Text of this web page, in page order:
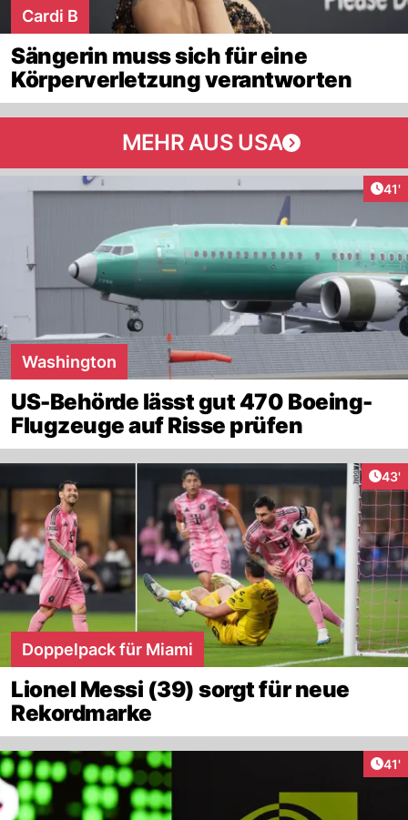
Cardi B
Sängerin muss sich für eine
Körperverletzung verantworten
MEHR AUS USA
41'
Washington
US-Behörde lässt gut 470 Boeing-
Flugzeuge auf Risse prüfen
43'
Doppelpack für Miami
Lionel Messi (39) sorgt für neue
Rekordmarke
41'